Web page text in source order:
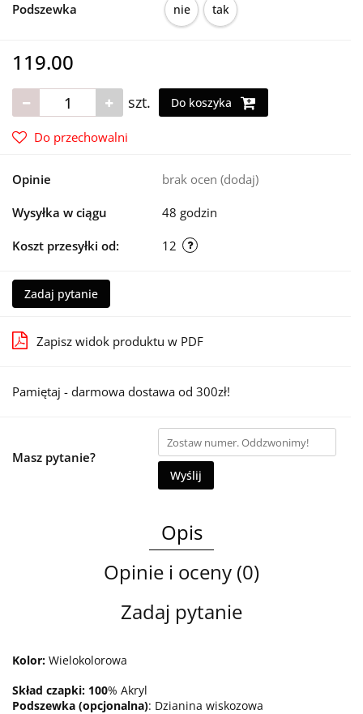
Podszewka nie tak
119.00
szt. Do koszyka
Do przechowalni
Opinie brak ocen (dodaj)
Wysyłka w ciągu 48 godzin
Koszt przesyłki od: 12
Zadaj pytanie
Zapisz widok produktu w PDF
Pamiętaj - darmowa dostawa od 300zł!
Masz pytanie?
Wyślij
Opis
Opinie i oceny (0)
Zadaj pytanie
Kolor: Wielokolorowa
Skład czapki: 100% Akryl
Podszewka (opcjonalna): Dzianina wiskozowa